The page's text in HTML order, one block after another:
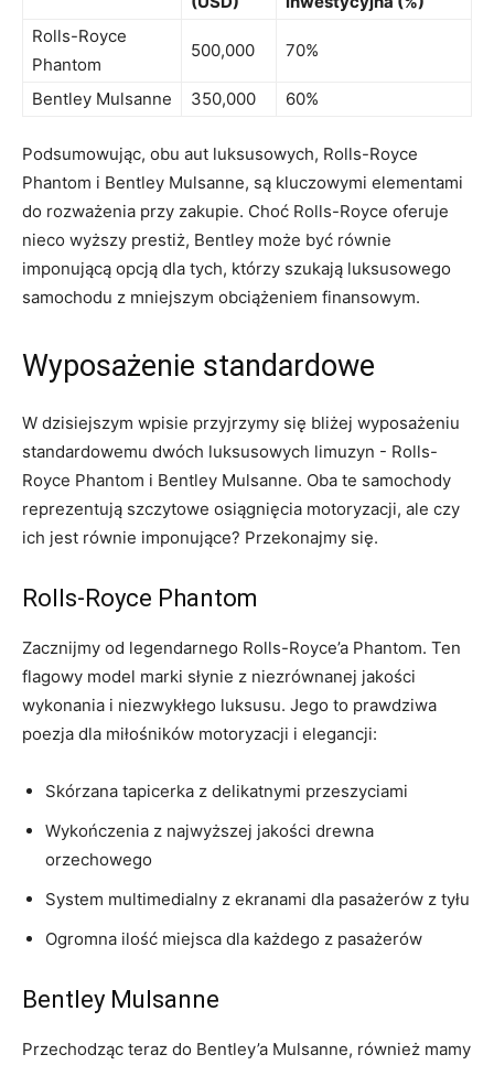
Rolls-Royce
Phantom
500,000 70%
Bentley Mulsanne 350,000 60%
Podsumowując,⁤ obu aut luksusowych, Rolls-Royce
Phantom i Bentley Mulsanne, są kluczowymi elementami
do rozważenia przy zakupie. Choć Rolls-Royce⁣ oferuje
nieco wyższy prestiż, Bentley może być równie
imponującą opcją dla tych, którzy szukają luksusowego
samochodu z mniejszym ⁢obciążeniem finansowym.
Wyposażenie standardowe
W dzisiejszym wpisie przyjrzymy się bliżej wyposażeniu
standardowemu dwóch luksusowych limuzyn -⁣ Rolls-
Royce Phantom i Bentley Mulsanne. Oba te samochody
‌reprezentują szczytowe osiągnięcia motoryzacji, ale czy
ich ⁤jest równie imponujące? Przekonajmy się.
Rolls-Royce Phantom
Zacznijmy ‌od legendarnego Rolls-Royce’a Phantom. Ten
flagowy model marki słynie z niezrównanej jakości
wykonania i niezwykłego luksusu. Jego to prawdziwa
poezja dla miłośników motoryzacji i elegancji:
Skórzana ​tapicerka z delikatnymi przeszyciami
Wykończenia z najwyższej jakości drewna
⁤orzechowego
System multimedialny z ekranami dla pasażerów z tyłu
Ogromna ilość miejsca ‍dla każdego z pasażerów
Bentley Mulsanne
Przechodząc ⁢teraz ⁣do Bentley’a Mulsanne, również mamy⁣